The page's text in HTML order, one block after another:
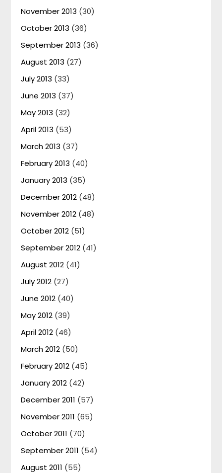
November 2013 (30)
October 2013 (36)
September 2013 (36)
August 2013 (27)
July 2013 (33)
June 2013 (37)
May 2013 (32)
April 2013 (53)
March 2013 (37)
February 2013 (40)
January 2013 (35)
December 2012 (48)
November 2012 (48)
October 2012 (51)
September 2012 (41)
August 2012 (41)
July 2012 (27)
June 2012 (40)
May 2012 (39)
April 2012 (46)
March 2012 (50)
February 2012 (45)
January 2012 (42)
December 2011 (57)
November 2011 (65)
October 2011 (70)
September 2011 (54)
August 2011 (55)